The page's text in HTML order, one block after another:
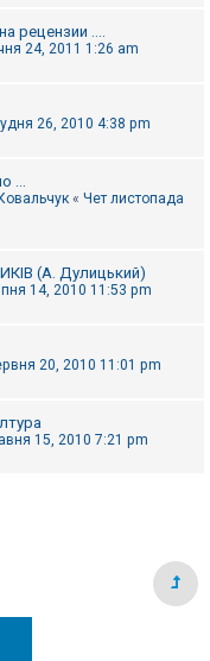
рецензии ....
24, 2011 1:26 am
26, 2010 4:38 pm
...
« Чет листопада
(А. Дулицький)
14, 2010 11:53 pm
20, 2010 11:01 pm
15, 2010 7:21 pm